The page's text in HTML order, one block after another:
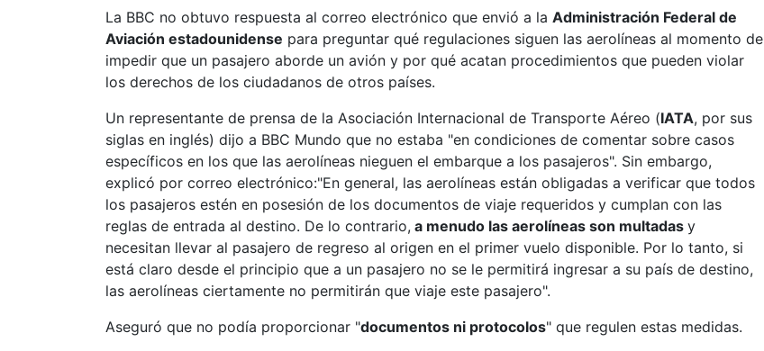
La BBC no obtuvo respuesta al correo electrónico que envió a la Administración Federal de
Aviación estadounidense para preguntar qué regulaciones siguen las aerolíneas al momento de
impedir que un pasajero aborde un avión y por qué acatan procedimientos que pueden violar
los derechos de los ciudadanos de otros países.
Un representante de prensa de la Asociación Internacional de Transporte Aéreo (IATA, por sus
siglas en inglés) dijo a BBC Mundo que no estaba "en condiciones de comentar sobre casos
específicos en los que las aerolíneas nieguen el embarque a los pasajeros". Sin embargo,
explicó por correo electrónico:"En general, las aerolíneas están obligadas a verificar que todos
los pasajeros estén en posesión de los documentos de viaje requeridos y cumplan con las
reglas de entrada al destino. De lo contrario, a menudo las aerolíneas son multadas y
necesitan llevar al pasajero de regreso al origen en el primer vuelo disponible. Por lo tanto, si
está claro desde el principio que a un pasajero no se le permitirá ingresar a su país de destino,
las aerolíneas ciertamente no permitirán que viaje este pasajero".
Aseguró que no podía proporcionar "documentos ni protocolos" que regulen estas medidas.